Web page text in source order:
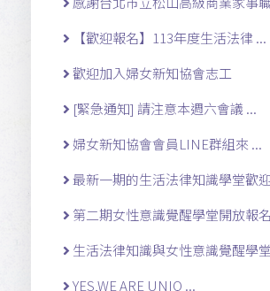
【歡迎報名】113年度生活法律 ...
歡迎加入婦女新知協會志工
[緊急通知] 請注意本週六會議 ...
婦女新知協會會員LINE群組來 ...
最新一期的生活法律知識學堂歡
第二期女性意識覺醒學堂開放報名
生活法律知識與女性意識覺醒學
YES,WE ARE UNIQ ...